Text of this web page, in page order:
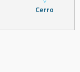
Cerro